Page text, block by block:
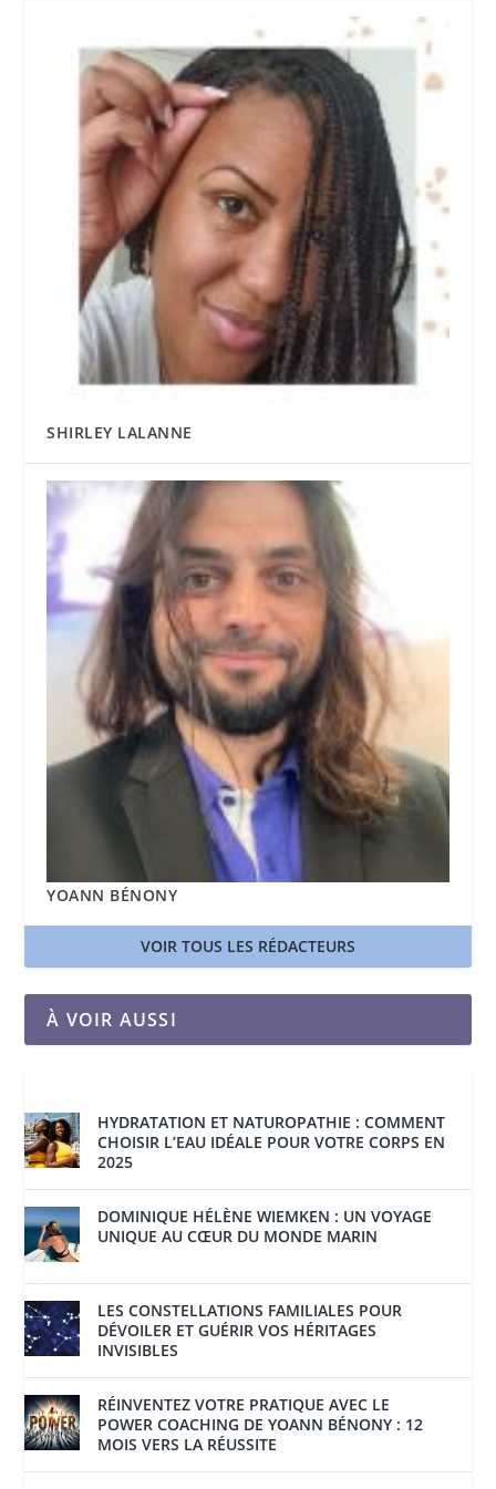
SHIRLEY LALANNE
YOANN BÉNONY
VOIR TOUS LES RÉDACTEURS
À VOIR AUSSI
HYDRATATION ET NATUROPATHIE : COMMENT
CHOISIR L’EAU IDÉALE POUR VOTRE CORPS EN
2025
DOMINIQUE HÉLÈNE WIEMKEN : UN VOYAGE
UNIQUE AU CŒUR DU MONDE MARIN
LES CONSTELLATIONS FAMILIALES POUR
DÉVOILER ET GUÉRIR VOS HÉRITAGES
INVISIBLES
RÉINVENTEZ VOTRE PRATIQUE AVEC LE
POWER COACHING DE YOANN BÉNONY : 12
MOIS VERS LA RÉUSSITE